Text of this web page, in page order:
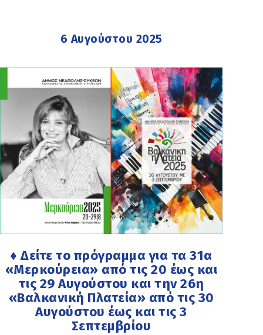
6 Αυγούστου 2025
♦ Δείτε το πρόγραμμα για τα 31α
«Μερκούρεια» από τις 20 έως και
τις 29 Αυγούστου και την 26η
«Βαλκανική Πλατεία» από τις 30
Αυγούστου έως και τις 3
Σεπτεμβρίου